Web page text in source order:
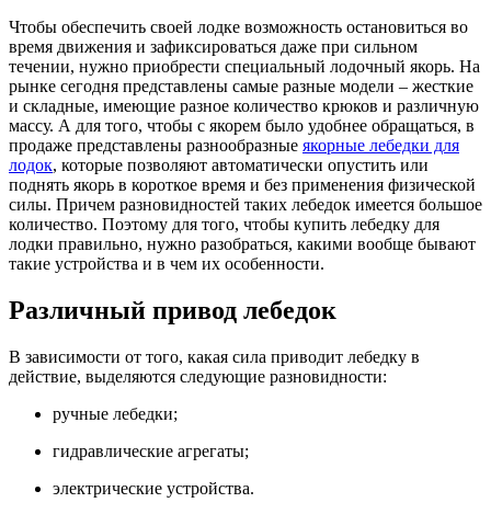
Чтобы обеспечить своей лодке возможность остановиться во
время движения и зафиксироваться даже при сильном
течении, нужно приобрести специальный лодочный якорь. На
рынке сегодня представлены самые разные модели – жесткие
и складные, имеющие разное количество крюков и различную
массу. А для того, чтобы с якорем было удобнее обращаться, в
продаже представлены разнообразные якорные лебедки для
лодок, которые позволяют автоматически опустить или
поднять якорь в короткое время и без применения физической
силы. Причем разновидностей таких лебедок имеется большое
количество. Поэтому для того, чтобы купить лебедку для
лодки правильно, нужно разобраться, какими вообще бывают
такие устройства и в чем их особенности.
Различный привод лебедок
В зависимости от того, какая сила приводит лебедку в
действие, выделяются следующие разновидности:
ручные лебедки;
гидравлические агрегаты;
электрические устройства.